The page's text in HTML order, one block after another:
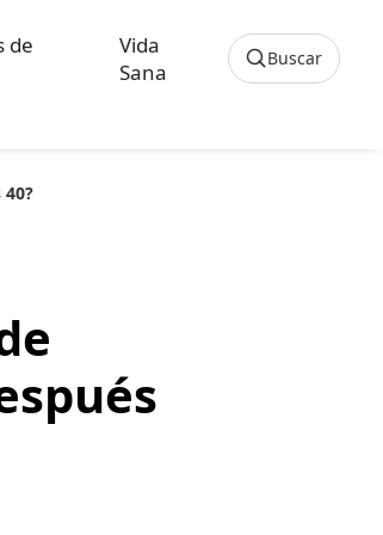
de
Vida
Sana
Buscar